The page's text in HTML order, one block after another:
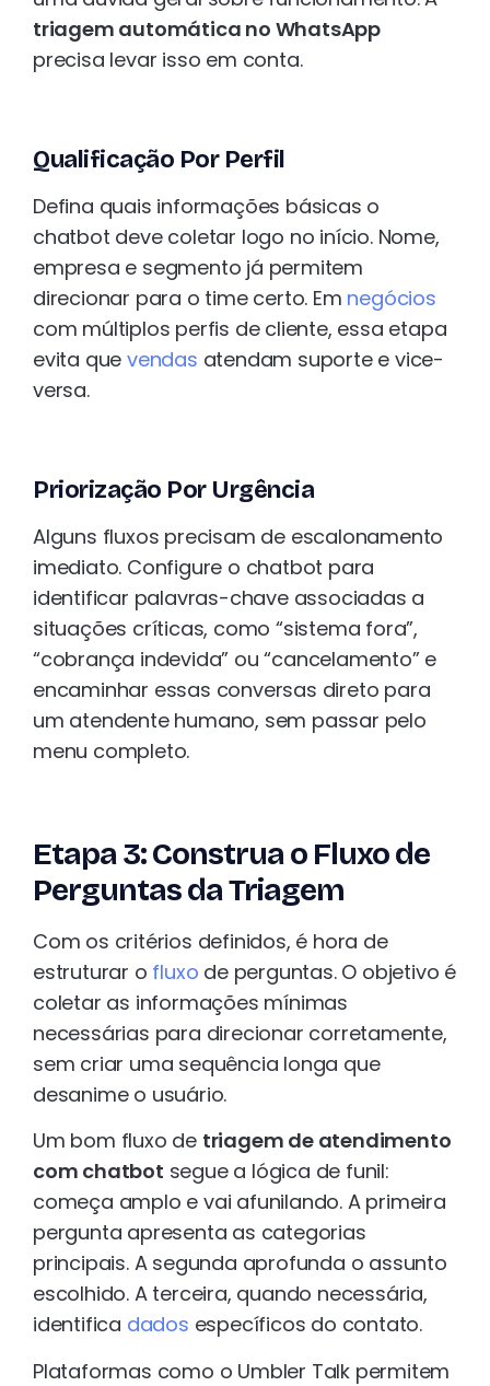
triagem automática no WhatsApp
precisa levar isso em conta.
Qualificação Por Perfil
Defina quais informações básicas o
chatbot deve coletar logo no início. Nome,
empresa e segmento já permitem
direcionar para o time certo. Em negócios
com múltiplos perfis de cliente, essa etapa
evita quevendas atendam suporte e vice-
versa.
Priorização Por Urgência
Alguns fluxos precisam de escalonamento
imediato. Configure o chatbot para
identificar palavras-chave associadas a
situações críticas, como “sistema fora”,
“cobrança indevida” ou “cancelamento” e
encaminhar essas conversas direto para
um atendente humano, sem passar pelo
menu completo.
Etapa 3: Construa o Fluxo de
Perguntas da Triagem
Com os critérios definidos, é hora de
estruturar o fluxo de perguntas. O objetivo é
coletar as informações mínimas
necessárias para direcionar corretamente,
sem criar uma sequência longa que
desanime o usuário.
Um bom fluxo de triagem de atendimento
com chatbot segue a lógica de funil:
começa amplo e vai afunilando. A primeira
pergunta apresenta as categorias
principais. A segunda aprofunda o assunto
escolhido. A terceira, quando necessária,
identifica dados específicos do contato.
Plataformas como o Umbler Talk permitem